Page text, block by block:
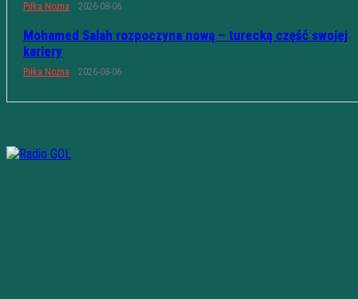
Piłka Nożna 2026-08-06
Mohamed Salah rozpoczyna nową – turecką część swojej
kariery
Piłka Nożna 2026-08-06